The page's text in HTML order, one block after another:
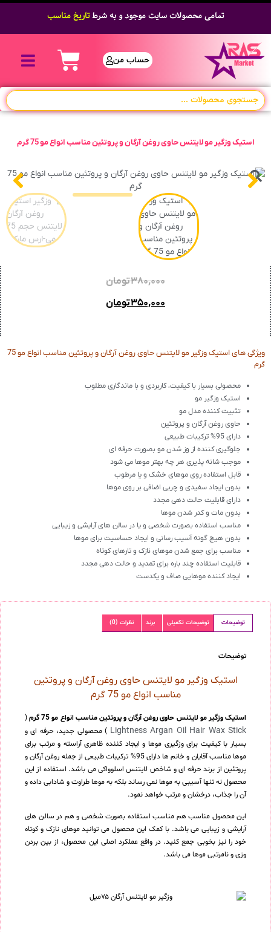
تمامی محصولات سایت موجود و به شرطتاریخ مناسب
حساب من
استیک وزگیر مو لایتنس حاوی روغن آرگان و پروتئین مناسب انواع مو 75 گرم
۳۸۰,۰۰۰تومان
۳۵۰,۰۰۰تومان
ویژگی های استیک وزگیر مو لایتنس حاوی روغن آرگان و پروتئین مناسب انواع مو 75
گرم
محصولی بسیار با کیفیت، کاربردی و با ماندگاری مطلوب
استیک وزگیر مو
تثبیت کننده مدل مو
حاوی روغن آرگان و پروتئین
دارای 95% ترکیبات طبیعی
جلوگیری کننده از وز شدن مو بصورت حرفه ای
موجب شانه پذیری هر چه بهتر موها می شود
قابل استفاده روی موهای خشک و یا مرطوب
بدون ایجاد سفیدی و چربی اضافی بر روی موها
دارای قابلیت حالت دهی مجدد
بدون مات و کدر شدن موها
مناسب استفاده بصورت شخصی و یا در سالن های آرایشی و زیبایی
بدون هیچ گونه آسیب رسانی و ایجاد حساسیت برای موها
مناسب برای جمع شدن موهای نازک و تارهای کوتاه
قابلیت استفاده چند باره برای تمدید و حالت دهی مجدد
ایجاد کننده موهایی صاف و یکدست
توضیحات توضیحات تکمیلی برند نظرات (0)
توضیحات
استیک وزگیر مو لایتنس حاوی روغن آرگان و پروتئین
مناسب انواع مو 75 گرم
استیک وزگیر مو لایتنس حاوی روغن آرگان و پروتئین مناسب انواع مو 75 گرم (
Lightness Argan Oil Hair Wax Stick ) محصولی جدید، حرفه ای و
بسیار با کیفیت برای وزگیری موها و ایجاد کننده ظاهری آراسته و مرتب برای
موها مناسب آقایان و خانم ها دارای 95% ترکیبات طبیعی از جمله روغن آرگان و
پروتئین از برند حرفه ای و شاخص لایتنس اسلوواکی می باشد. استفاده از این
محصول نه تنها آسیبی به موها نمی رساند بلکه به موها طراوت و شادابی داده و
آن را جذاب، درخشان و مرتب خواهد نمود.
این محصول مناسب هم مناسب استفاده بصورت شخصی و هم در سالن های
آرایشی و زیبایی می باشد. با کمک این محصول می توانید موهای نازک و کوتاه
خود را نیز بخوبی جمع کنید. در واقع عملکرد اصلی این محصول، از بین بردن
وزی و نامرتبی موها می باشد.